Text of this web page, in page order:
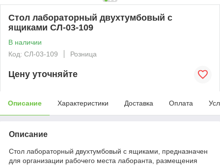
Стол лабораторный двухтумбовый с
ящиками СЛ-03-109
В наличии
Код: СЛ-03-109
Розница
Цену уточняйте
Описание Характеристики Доставка Оплата
Описание
Стол лабораторный двухтумбовый с ящиками, предназначен
для организации рабочего места лаборанта, размещения